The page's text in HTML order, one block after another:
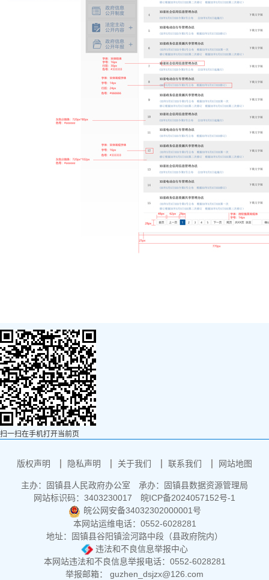
扫一扫在手机打开当前页
版权声明 隐私声明 关于我们 联系我们 网站地图
主办：固镇县人民政府办公室
承办：固镇县数据资源管理局
网站标识码：3403230017
皖ICP备2024057152号-1
皖公网安备34032302000001号
本网站运维电话：0552-6028281
地址：固镇县谷阳镇浍河路中段（县政府院内）
违法和不良信息举报中心
本网站违法和不良信息举报电话：0552-6028281
举报邮箱： guzhen_dsjzx@126.com